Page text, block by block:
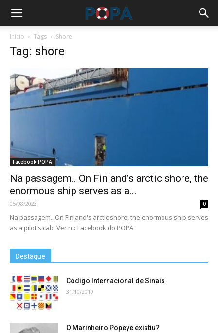
Início Tags Shore
Tag: shore
Facebook POPA
Na passagem.. On Finland’s arctic shore, the
enormous ship serves as a...
05/08/2023 0
Na passagem.. On Finland's arctic shore, the enormous ship serves
as a pilot's cab. Ver no Facebook do POPA
Destaque
Código Internacional de Sinais
31/10/2019
O Marinheiro Popeye existiu?